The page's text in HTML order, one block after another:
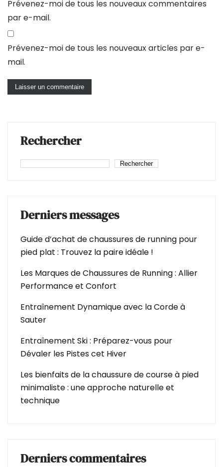
Prévenez-moi de tous les nouveaux commentaires
par e-mail.
Prévenez-moi de tous les nouveaux articles par e-
mail.
Rechercher
Rechercher
Derniers messages
Guide d’achat de chaussures de running pour
pied plat : Trouvez la paire idéale !
Les Marques de Chaussures de Running : Allier
Performance et Confort
Entraînement Dynamique avec la Corde à
Sauter
Entraînement Ski : Préparez-vous pour
Dévaler les Pistes cet Hiver
Les bienfaits de la chaussure de course à pied
minimaliste : une approche naturelle et
technique
Derniers commentaires